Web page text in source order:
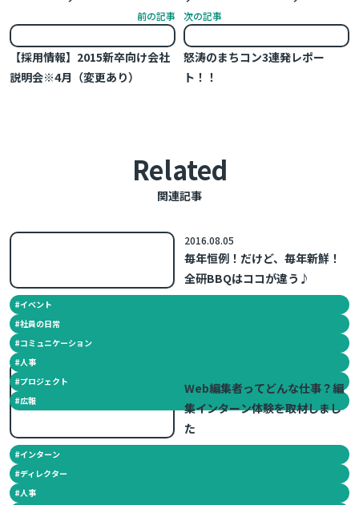
前の記事
【採用情報】2015新卒向け会社
説明会※4月（変更あり）
次の記事
怒涛のまちコン3連発レポー
ト！！
関連記事
Related
毎年恒例！だけど、毎年新鮮！
全研BBQはココが違う♪
2016.08.05
#イベント
#社員の日常
#コミュニケーション
#人事
#プロジェクト
#広報
Web編集者ってどんな仕事？編
集インターン体験を取材しまし
た
#インターン
#ディレクター
#人事